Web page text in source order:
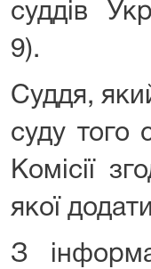
суддів
9).
Суддя,
суду того
Комісії
якої
З